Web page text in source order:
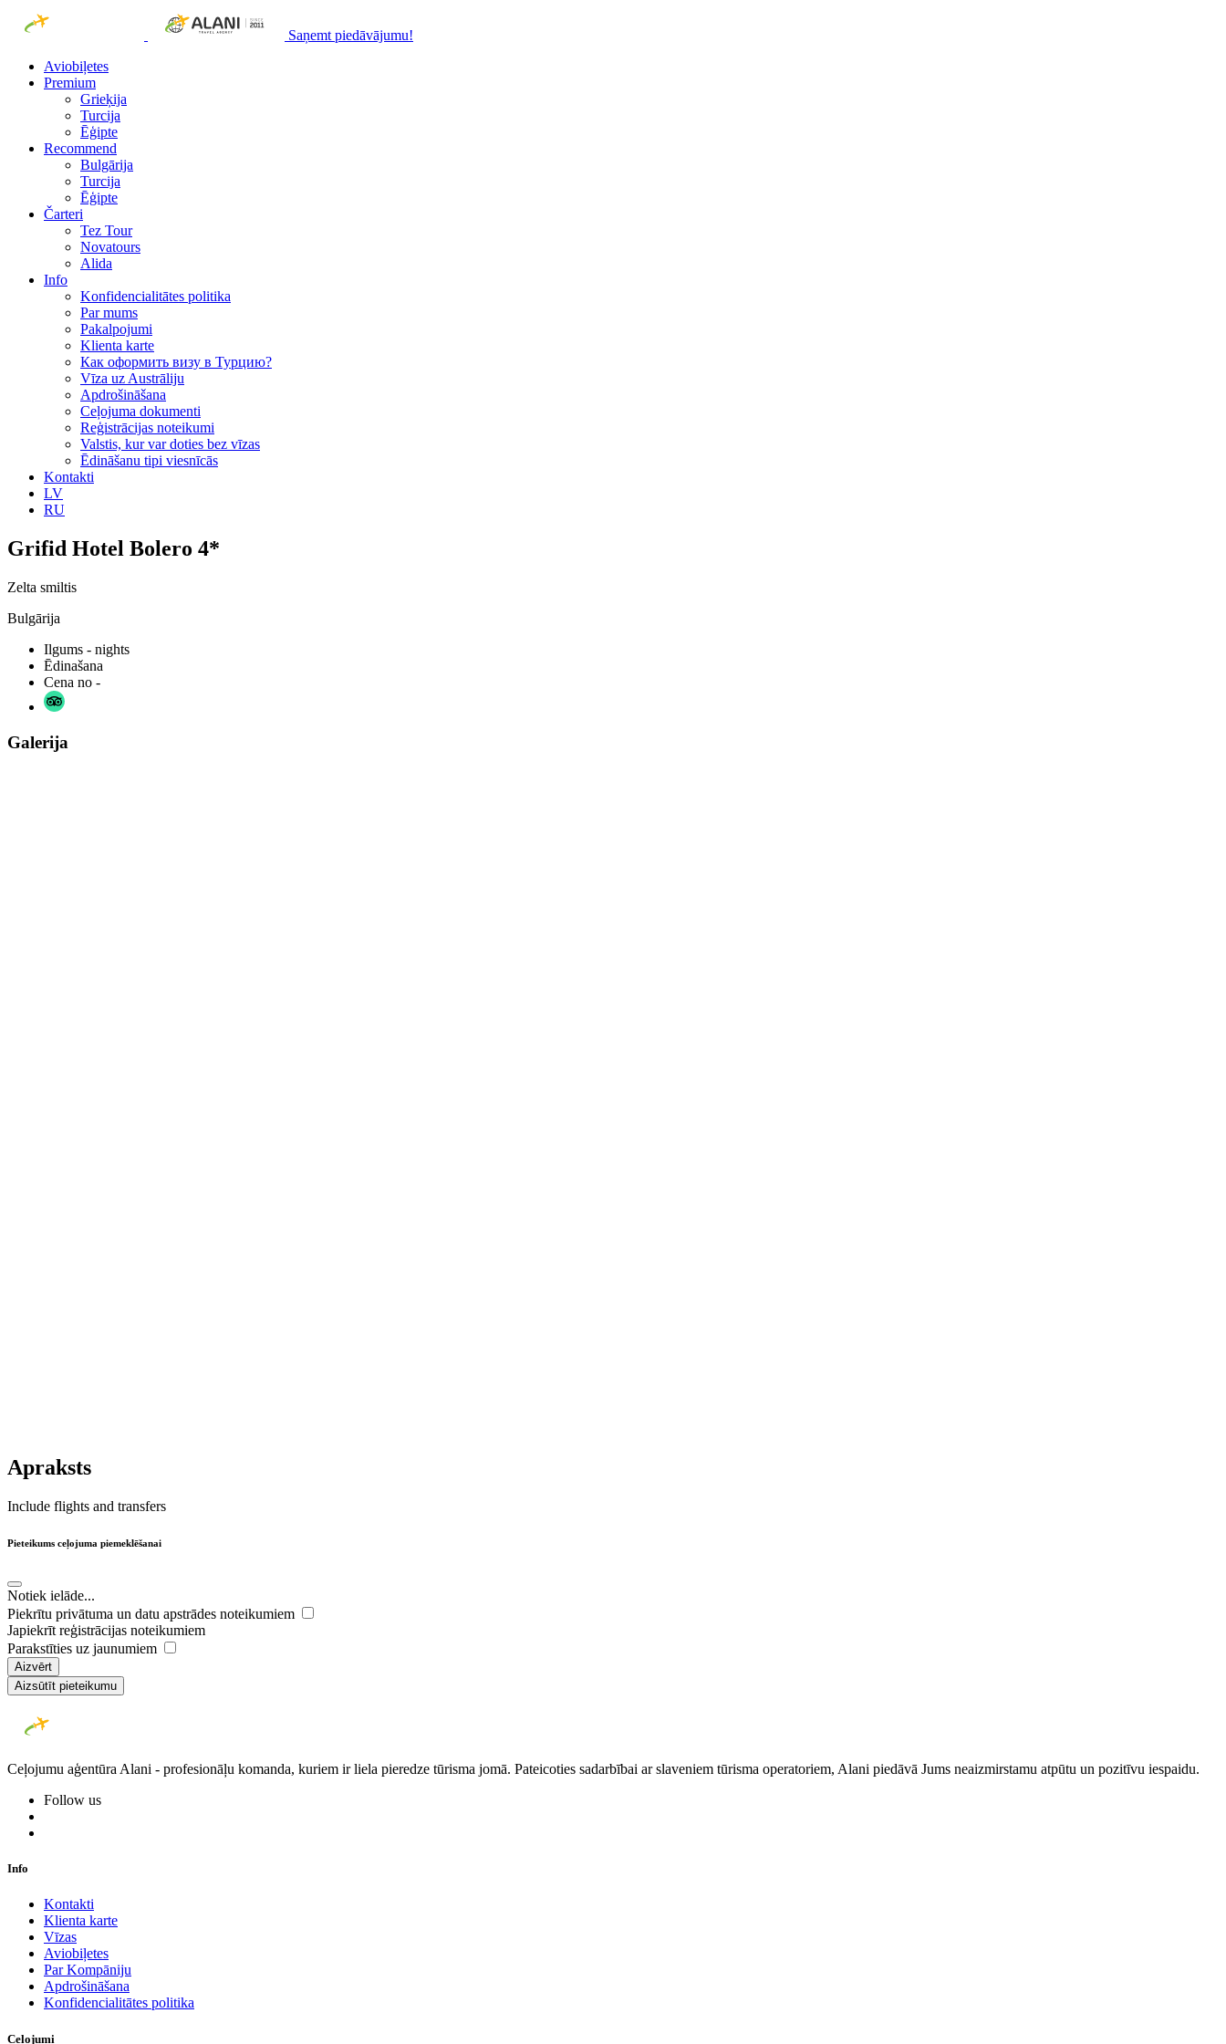
Saņemt piedāvājumu!
Aviobiļetes
Premium
Grieķija
Turcija
Ēģipte
Recommend
Bulgārija
Turcija
Ēģipte
Čarteri
Tez Tour
Novatours
Alida
Info
Konfidencialitātes politika
Par mums
Рakalpojumi
Klienta karte
Как оформить визу в Турцию?
Vīza uz Austrāliju
Apdrošināšana
Ceļojuma dokumenti
Reģistrācijas noteikumi
Valstis, kur var doties bez vīzas
Ēdināšanu tipi viesnīcās
Kontakti
LV
RU
Grifid Hotel Bolero 4*
Zelta smiltis
Bulgārija
Ilgums - nights
Ēdinašana
Cena no -
Galerija
Apraksts
Include flights and transfers
Pieteikums ceļojuma piemeklēšanai
Notiek ielāde...
Piekrītu privātuma un datu apstrādes noteikumiem
Japiekrīt reģistrācijas noteikumiem
Parakstīties uz jaunumiem
Aizvērt
Aizsūtīt pieteikumu
Ceļojumu aģentūra Alani - profesionāļu komanda, kuriem ir liela pieredze tūrisma jomā. Pateicoties sadarbībai ar slaveniem tūrisma operatoriem, Alani piedāvā Jums neaizmirstamu atpūtu un pozitīvu iespaidu.
Follow us
Info
Kontakti
Klienta karte
Vīzas
Aviobiļetes
Par Kompāniju
Apdrošināšana
Konfidencialitātes politika
Ceļojumi